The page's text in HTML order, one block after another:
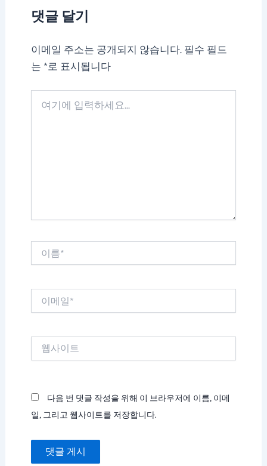
댓글 달기
이메일 주소는 공개되지 않습니다. 필수 필드
는 *로 표시됩니다
다음 번 댓글 작성을 위해 이 브라우저에 이름, 이메
일, 그리고 웹사이트를 저장합니다.